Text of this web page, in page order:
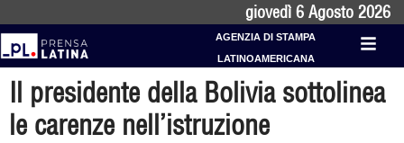
giovedì 6 Agosto 2026
AGENZIA DI STAMPA
LATINOAMERICANA
Il presidente della Bolivia sottolinea
le carenze nell’istruzione